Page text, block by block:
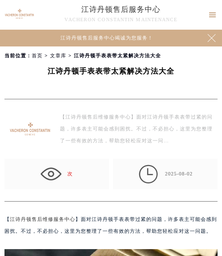
江诗丹顿售后服务中心
VACHERON CONSTANTIN MAINTENANCE

江诗丹顿售后服务中心竭诚为您服务！ 
当前位置： 首页 > 文章库 > 江诗丹顿手表表带太紧解决方法大全
江诗丹顿手表表带太紧解决方法大全
【江诗丹顿售后维修服务中心】面对江诗丹顿手表表带过紧的问
题，许多表主可能会感到困扰。不过，不必担心，这里为您整理
了一些有效的方法，帮助您轻松应对这一问…
次  2025-08-02
【江诗丹顿售后维修服务中心】面对江诗丹顿手表表带过紧的问题，许多表主可能会感到
困扰。不过，不必担心，这里为您整理了一些有效的方法，帮助您轻松应对这一问题。